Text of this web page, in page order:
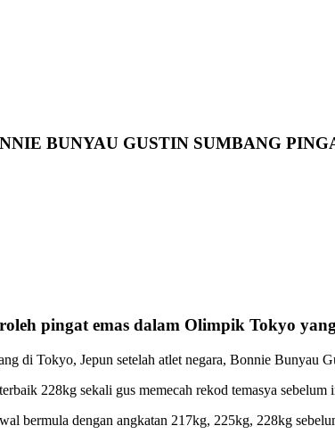
BUNYAU GUSTIN SUMBANG
pingat emas dalam Olimpik Tokyo
di Tokyo, Jepun setelah atlet negara, Bonnie Bunyau
228kg sekali gus memecah rekod temasya
bermula dengan angkatan 217kg, 225kg, 228kg